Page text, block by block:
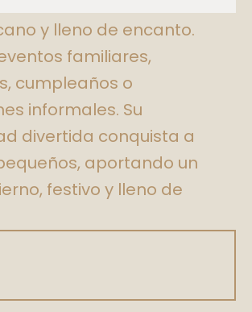
y lleno de encanto.
familiares,
cumpleaños o
informales. Su
divertida conquista a
aportando un
festivo y lleno de